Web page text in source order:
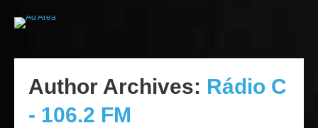
Author Archives: Rádio C
- 106.2 FM